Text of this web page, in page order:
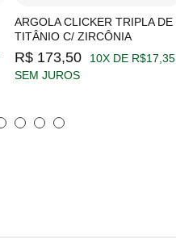
ARGOLA CLICKER TRIPLA DE
TITÂNIO C/ ZIRCÔNIA
R$ 173,50
10X DE R$17,35
SEM JUROS